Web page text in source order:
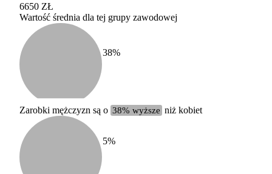
duży
100-200 tysięcy
6650 ZŁ
Wartość średnia dla tej grupy zawodowej
38%
Zarobki mężczyzn są o 38% wyższe niż kobiet
5%